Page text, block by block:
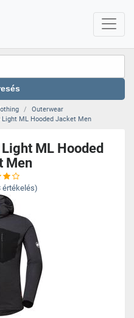
Outerwear
ML Hooded Jacket Men
ML Hooded
Men
értékelés)